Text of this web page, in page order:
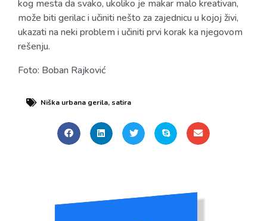
kog mesta da svako, ukoliko je makar malo kreativan,
može biti gerilac i učiniti nešto za zajednicu u kojoj živi,
ukazati na neki problem i učiniti prvi korak ka njegovom
rešenju.
Foto: Boban Rajković
Niška urbana gerila, satira